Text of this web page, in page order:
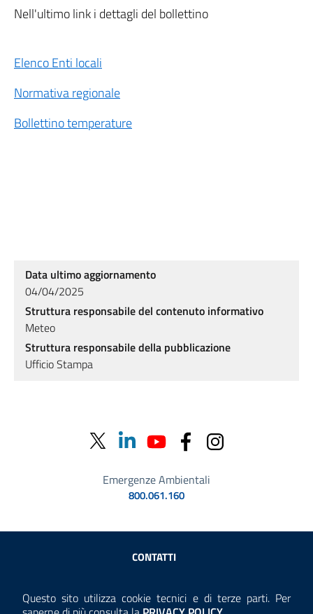
Questo sito utilizza cookie tecnici e di terze parti. Per
Nell'ultimo link i dettagli del bollettino
Elenco Enti locali
Normativa regionale
Bollettino temperature
Data ultimo aggiornamento
04/04/2025
Struttura responsabile del contenuto informativo
Meteo
Struttura responsabile della pubblicazione
Ufficio Stampa
Emergenze Ambientali
800.061.160
Sezione Link Utili
CONTATTI